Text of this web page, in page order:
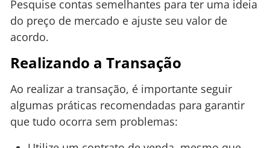
Pesquise contas semelhantes para ter uma ideia
do preço de mercado e ajuste seu valor de
acordo.
Realizando a Transação
Ao realizar a transação, é importante seguir
algumas práticas recomendadas para garantir
que tudo ocorra sem problemas: